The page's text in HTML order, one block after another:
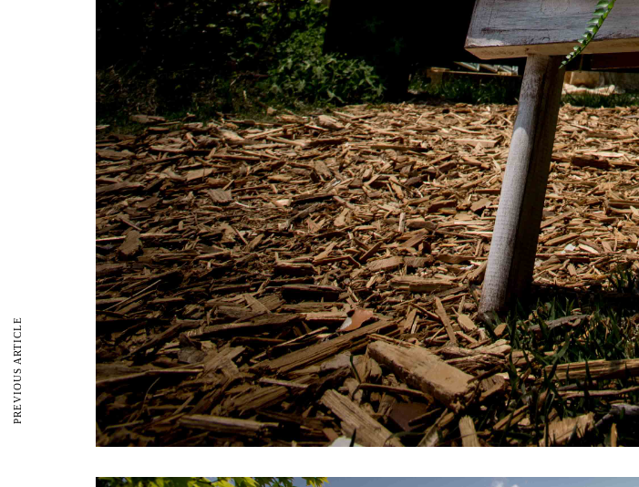
PREVIOUS ARTICLE